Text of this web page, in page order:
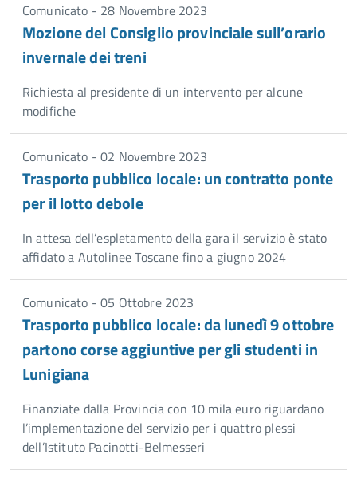
Comunicato - 28 Novembre 2023
Mozione del Consiglio provinciale sull’orario
invernale dei treni
Richiesta al presidente di un intervento per alcune
modifiche
Comunicato - 02 Novembre 2023
Trasporto pubblico locale: un contratto ponte
per il lotto debole
In attesa dell’espletamento della gara il servizio è stato
affidato a Autolinee Toscane fino a giugno 2024
Comunicato - 05 Ottobre 2023
Trasporto pubblico locale: da lunedì 9 ottobre
partono corse aggiuntive per gli studenti in
Lunigiana
Finanziate dalla Provincia con 10 mila euro riguardano
l’implementazione del servizio per i quattro plessi
dell’Istituto Pacinotti-Belmesseri